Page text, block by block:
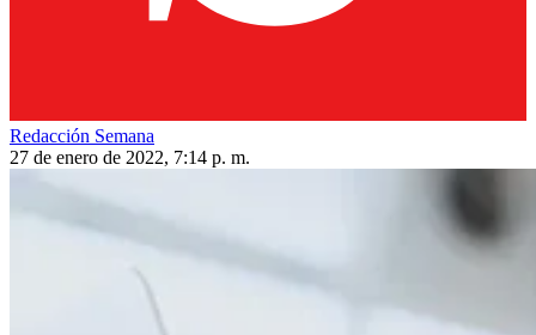
Redacción Semana
27 de enero de 2022, 7:14 p. m.